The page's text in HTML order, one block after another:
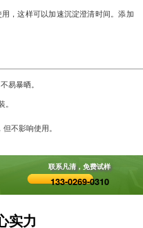
，这样可以加速沉淀澄清时间。添加
易暴晒。
。
不影响使用。
联系凡清，免费试样
133-0269-0310
实力